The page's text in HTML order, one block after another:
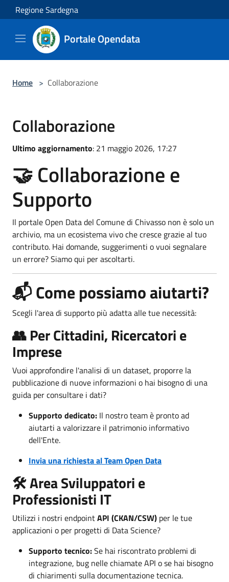
Salta al contenuto principale
Regione Sardegna
Portale Opendata
Home > Collaborazione
Collaborazione
Ultimo aggiornamento: 21 maggio 2026, 17:27
🤝 Collaborazione e
Supporto
Il portale Open Data del Comune di Chivasso non è solo un
archivio, ma un ecosistema vivo che cresce grazie al tuo
contributo. Hai domande, suggerimenti o vuoi segnalare
un errore? Siamo qui per ascoltarti.
📬 Come possiamo aiutarti?
Scegli l'area di supporto più adatta alle tue necessità:
👥 Per Cittadini, Ricercatori e
Imprese
Vuoi approfondire l'analisi di un dataset, proporre la
pubblicazione di nuove informazioni o hai bisogno di una
guida per consultare i dati?
Supporto dedicato: Il nostro team è pronto ad
aiutarti a valorizzare il patrimonio informativo
dell'Ente.
Invia una richiesta al Team Open Data
🛠️ Area Sviluppatori e
Professionisti IT
Utilizzi i nostri endpointAPI (CKAN/CSW) per le tue
applicazioni o per progetti di Data Science?
Supporto tecnico:Se hai riscontrato problemi di
integrazione, bug nelle chiamate API o se hai bisogno
di chiarimenti sulla documentazione tecnica.